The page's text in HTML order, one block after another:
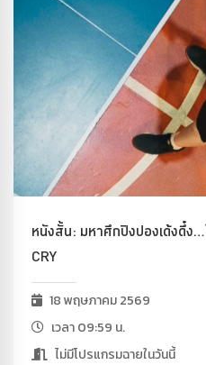
หนังสั้น: มหาศึกปิงปองเด้งดึ๋ง…
CRY
18 พฤษภาคม 2569
เวลา 09:59 น.
ไม่มีโปรแกรมฉายในวันนี้